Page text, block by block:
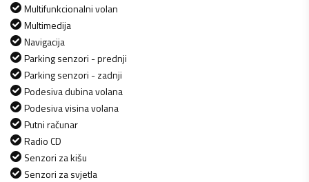
Multifunkcionalni volan
Multimedija
Navigacija
Parking senzori - prednji
Parking senzori - zadnji
Podesiva dubina volana
Podesiva visina volana
Putni računar
Radio CD
Senzori za kišu
Senzori za svjetla